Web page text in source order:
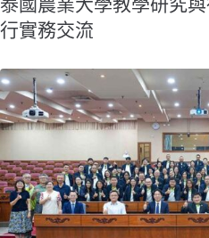
泰國農業大學教學研究
行實務交流